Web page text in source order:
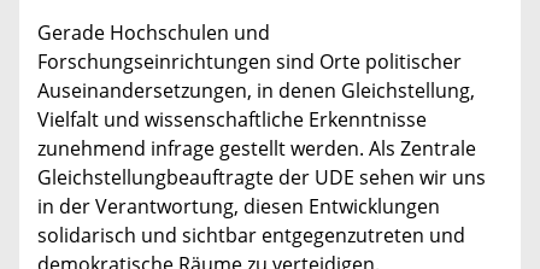
Gerade Hochschulen und
Forschungseinrichtungen sind Orte politischer
Auseinandersetzungen, in denen Gleichstellung,
Vielfalt und wissenschaftliche Erkenntnisse
zunehmend infrage gestellt werden. Als Zentrale
Gleichstellungbeauftragte der UDE sehen wir uns
in der Verantwortung, diesen Entwicklungen
solidarisch und sichtbar entgegenzutreten und